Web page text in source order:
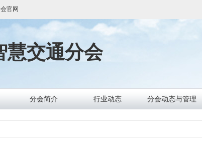
官网
慧交通分会
分会简介 行业动态
行业要闻
标准规范
政策法规
信息服务
分会动态与管理
协会要闻
通知通告
数据统计
文件制度